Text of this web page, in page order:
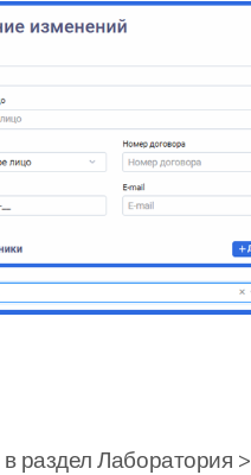
раздел Лаборатория >